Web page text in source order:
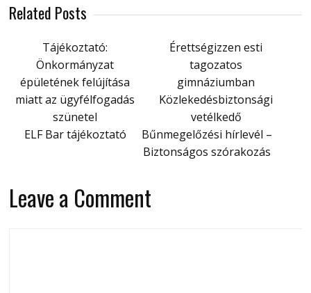
Related Posts
Tájékoztató:
Önkormányzat
épületének felújítása
miatt az ügyfélfogadás
szünetel
Érettségizzen esti
tagozatos
gimnáziumban
Közlekedésbiztonsági
vetélkedő
ELF Bar tájékoztató
Bűnmegelőzési hírlevél –
Biztonságos szórakozás
Leave a Comment